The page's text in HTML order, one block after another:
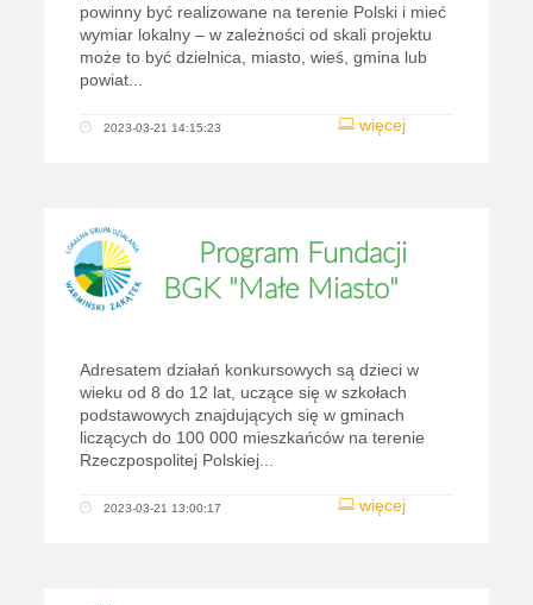
powinny być realizowane na terenie Polski i mieć
wymiar lokalny – w zależności od skali projektu
może to być dzielnica, miasto, wieś, gmina lub
powiat...
więcej
2023-03-21 14:15:23
Program Fundacji
BGK "Małe Miasto"
Adresatem działań konkursowych są dzieci w
wieku od 8 do 12 lat, uczące się w szkołach
podstawowych znajdujących się w gminach
liczących do 100 000 mieszkańców na terenie
Rzeczpospolitej Polskiej...
więcej
2023-03-21 13:00:17